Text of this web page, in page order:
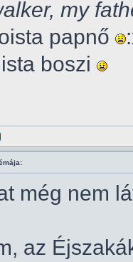
my
papnő
boszi
még nem
az